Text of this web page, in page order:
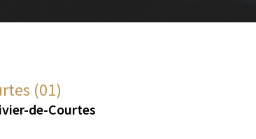
(01)
de-Courtes